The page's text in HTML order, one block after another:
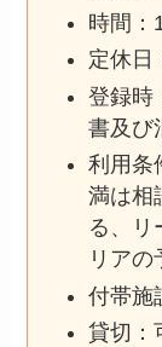
時間：
定休日
登録時
書及び
利用条
満は相
る、リ
リアの
付帯施
貸切：